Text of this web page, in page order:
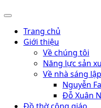
Trang chủ
Giới thiệu
Về chúng tôi
Năng lực sản
Về nhà sáng lập
Nguyễn
Đỗ Xuân